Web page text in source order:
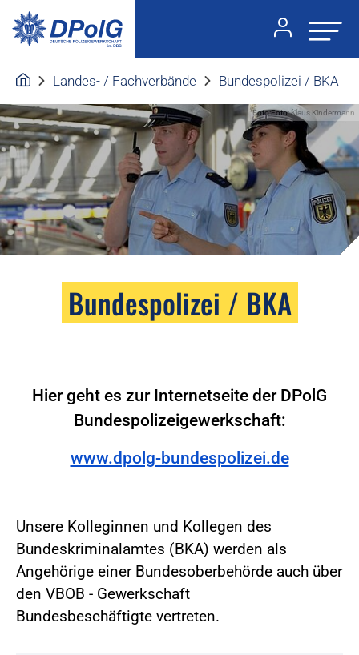
Landes- / Fachverbände Bundespolizei / BKA
Foto:Foto: Klaus Kindermann
Bundespolizei / BKA
Hier geht es zur Internetseite der DPolG
Bundespolizeigewerkschaft:
www.dpolg-bundespolizei.de
Unsere Kolleginnen und Kollegen des
Bundeskriminalamtes (BKA) werden als
Angehörige einer Bundesoberbehörde auch über
den VBOB - Gewerkschaft
Bundesbeschäftigte vertreten.